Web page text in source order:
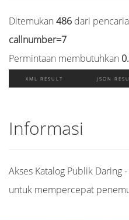
Ditemukan 486 dari
callnumber=7
Permintaan membutuhkan
XML RESULT JSON
Informasi
Akses Katalog Publik Daring
untuk mempercepat